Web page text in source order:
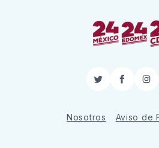
Twitter
Nosotros Aviso de